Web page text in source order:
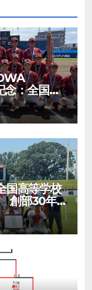
：全国高
ース大会開
国高等学校
創部30年有